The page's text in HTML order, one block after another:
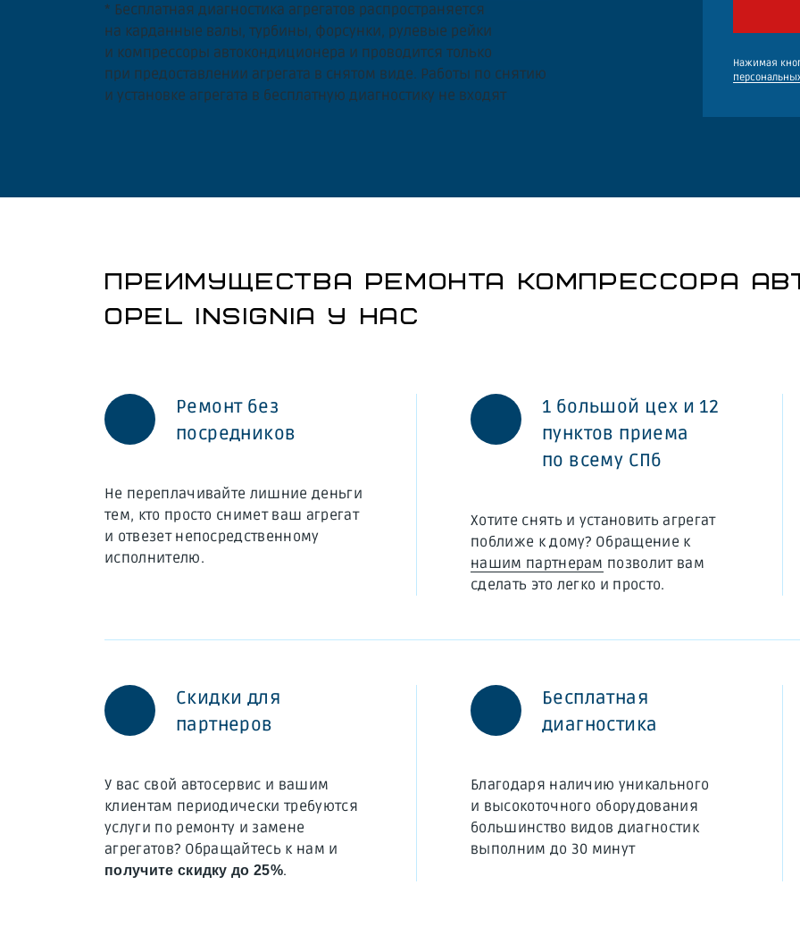
* Бесплатная диагностика агрегатов распространяется
на карданные валы, турбины, форсунки, рулевые рейки
и компрессоры автокондиционера и проводится только
при предоставлении агрегата в снятом виде. Работы по снятию
и установке агрегата в бесплатную диагностику не входят
Нажимая
ПРЕИМУЩЕСТВА РЕМОНТА КОМПРЕССОРА
OPEL INSIGNIA У НАС
Ремонт без
посредников
Не переплачивайте лишние деньги
тем, кто просто снимет ваш агрегат
и отвезет непосредственному
исполнителю.
1 большой цех и 12
пунктов приема
по всему СПб
Хотите снять и установить агрегат
поближе к дому? Обращение к
нашим партнерам позволит вам
сделать это легко и просто.
Скидки для
партнеров
У вас свой автосервис и вашим
клиентам периодически требуются
услуги по ремонту и замене
агрегатов? Обращайтесь к нам и
получите скидку до 25%.
Бесплатная
диагностика
Благодаря наличию уникального
и высокоточного оборудования
большинство видов диагностик
выполним до 30 минут